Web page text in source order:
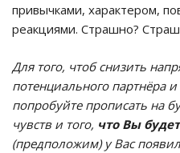
привычками, характером,
реакциями. Страшно?
Для того, чтоб снизить
потенциального партнёра
попробуйте прописать на
чувств и того, что Вы
(предположим) у Вас